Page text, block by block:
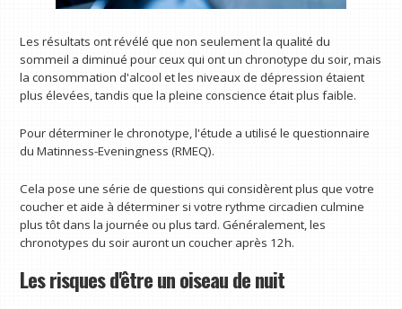
Les résultats ont révélé que non seulement la qualité du
sommeil a diminué pour ceux qui ont un chronotype du soir, mais
la consommation d'alcool et les niveaux de dépression étaient
plus élevées, tandis que la pleine conscience était plus faible.
Pour déterminer le chronotype, l'étude a utilisé le questionnaire
du Matinness-Eveningness (RMEQ).
Cela pose une série de questions qui considèrent plus que votre
coucher et aide à déterminer si votre rythme circadien culmine
plus tôt dans la journée ou plus tard. Généralement, les
chronotypes du soir auront un coucher après 12h.
Les risques d'être un oiseau de nuit